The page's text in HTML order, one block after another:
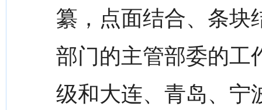
纂，点面结合、条块
部门的主管部委的工
级和大连、青岛、宁